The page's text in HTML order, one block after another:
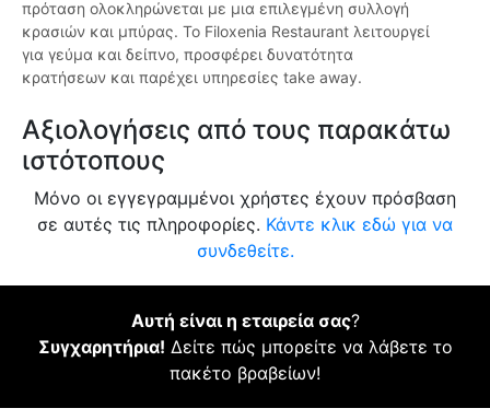
πρόταση ολοκληρώνεται με μια επιλεγμένη συλλογή
κρασιών και μπύρας. Το Filoxenia Restaurant λειτουργεί
για γεύμα και δείπνο, προσφέρει δυνατότητα
κρατήσεων και παρέχει υπηρεσίες take away.
Αξιολογήσεις από τους παρακάτω
ιστότοπους
Μόνο οι εγγεγραμμένοι χρήστες έχουν πρόσβαση
σε αυτές τις πληροφορίες. Κάντε κλικ εδώ για να
συνδεθείτε.
Αυτή είναι η εταιρεία σας?
Συγχαρητήρια! Δείτε πώς μπορείτε να λάβετε το
πακέτο βραβείων!